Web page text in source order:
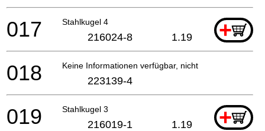
Stahlkugel 4 +
017 216024-8 1.19
Keine Informationen verfügbar, nicht bestellbar
018 223139-4
Stahlkugel 3 +
019 216019-1 1.19